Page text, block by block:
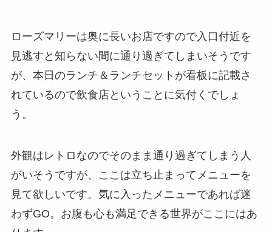
ローズマリーは奥に長いお店ですので入口付近を
見逃すと知らない間に通り過ぎてしまいそうです
が、本日のランチ＆ランチセットが看板に記載さ
れているので飲食店ということに気付くでしょ
う。
外観はレトロなのでそのまま通り過ぎてしまう人
がいそうですが、ここは立ち止まってメニューを
見て欲しいです。気に入ったメニューであれば迷
わずGO。お腹も心も満足できる世界がここにはあ